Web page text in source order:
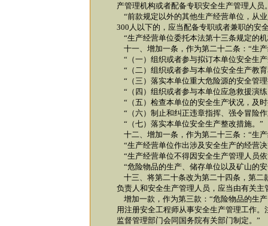
产管理机构或者配备专职安全生产管理人员
“前款规定以外的其他生产经营单位，从
300人以下的，应当配备专职或者兼职的安
“生产经营单位委托本法第十三条规定的
十一、增加一条，作为第二十二条：“生
“（一）组织或者参与拟订本单位安全生
“（二）组织或者参与本单位安全生产教
“（三）落实本单位重大危险源的安全管
“（四）组织或者参与本单位应急救援演
“（五）检查本单位的安全生产状况，及
“（六）制止和纠正违章指挥、强令冒险
“（七）落实本单位安全生产整改措施。”
十二、增加一条，作为第二十三条：“生
“生产经营单位作出涉及安全生产的经营
“生产经营单位不得因安全生产管理人员
“危险物品的生产、储存单位以及矿山的
十三、将第二十条改为第二十四条，第二
负责人和安全生产管理人员，应当由有关
增加一款，作为第三款：“危险物品的生
用注册安全工程师从事安全生产管理工作
监督管理部门会同国务院有关部门制定。”